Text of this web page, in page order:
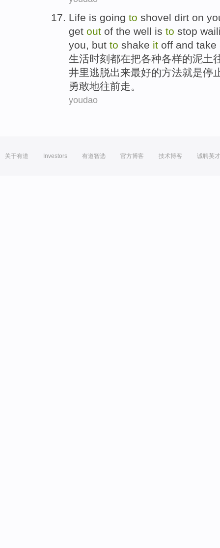
Life is going to shovel dirt on
get out of the well is to stop
you, but to shake it off and take
生活时刻 都在把各种各样的泥土
井里逃脱出来最好的方法就是停
勇敢地往前走。
youdao
关于有道 Investors 有道智选 官方博客 技术博客 诚聘英才